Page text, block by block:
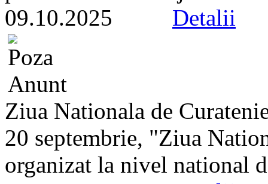
09.10.2025 Detalii
Ziua Nationala de
20 septembrie, "Ziua
organizat la nivel national